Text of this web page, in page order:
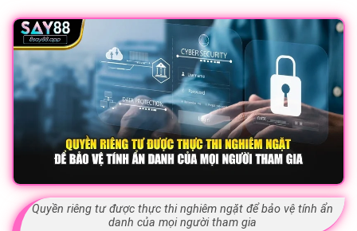
Quyền riêng tư được thực thi nghiêm ngặt để bảo vệ tính ẩn
danh của mọi người tham gia